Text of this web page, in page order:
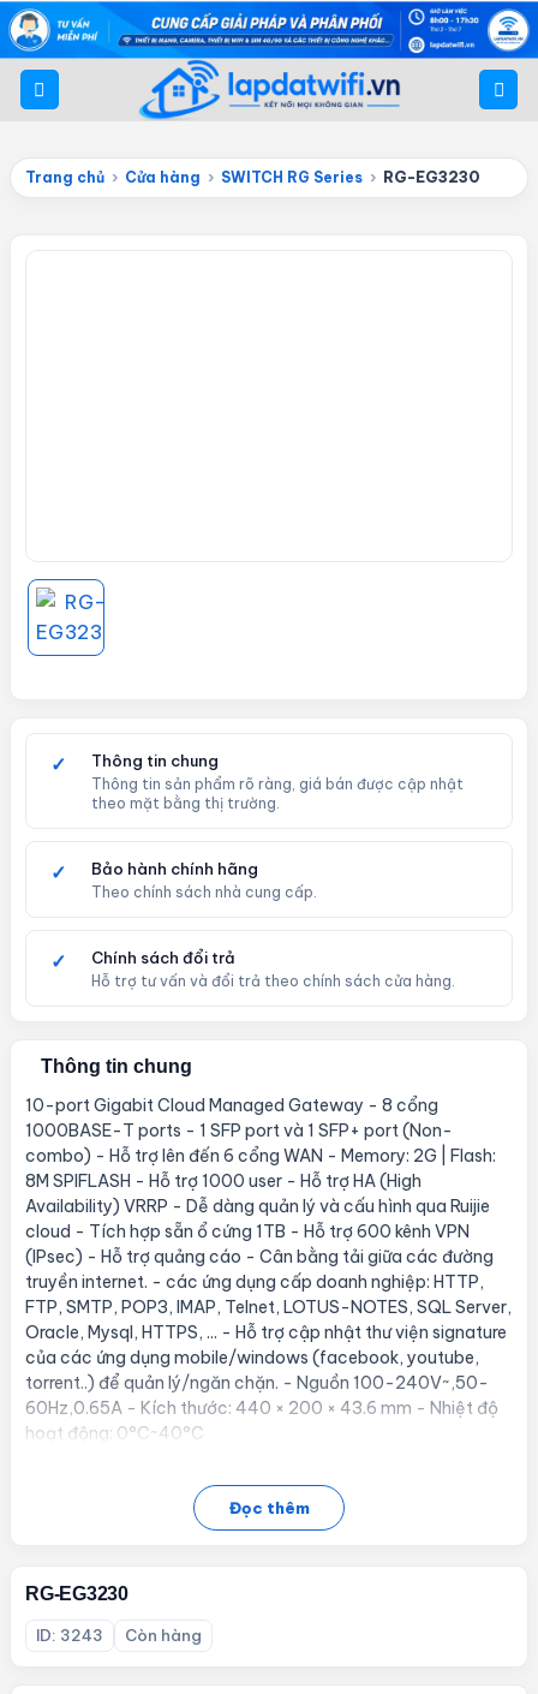
Bỏ
qua
nội
dung
Trang chủ › Cửa hàng › SWITCH RG Series › RG-EG3230
✓ Thông tin chung
Thông tin sản phẩm rõ ràng, giá bán được cập nhật
theo mặt bằng thị trường.
✓ Bảo hành chính hãng
Theo chính sách nhà cung cấp.
✓ Chính sách đổi trả
Hỗ trợ tư vấn và đổi trả theo chính sách cửa hàng.
Thông tin chung
10-port Gigabit Cloud Managed Gateway - 8 cổng
1000BASE-T ports - 1 SFP port và 1 SFP+ port (Non-
combo) - Hỗ trợ lên đến 6 cổng WAN - Memory: 2G | Flash:
8M SPIFLASH - Hỗ trợ 1000 user - Hỗ trợ HA (High
Availability) VRRP - Dễ dàng quản lý và cấu hình qua Ruijie
cloud - Tích hợp sẵn ổ cứng 1TB - Hỗ trợ 600 kênh VPN
(IPsec) - Hỗ trợ quảng cáo - Cân bằng tải giữa các đường
truyền internet. - các ứng dụng cấp doanh nghiệp: HTTP,
FTP, SMTP, POP3, IMAP, Telnet, LOTUS-NOTES, SQL Server,
Oracle, Mysql, HTTPS, ... - Hỗ trợ cập nhật thư viện signature
của các ứng dụng mobile/windows (facebook, youtube,
torrent..) để quản lý/ngăn chặn. - Nguồn 100-240V~,50-
60Hz,0.65A - Kích thước: 440 × 200 × 43.6 mm - Nhiệt độ
hoạt động: 0°C~40°C
Đọc thêm
RG-EG3230
ID: 3243 Còn hàng